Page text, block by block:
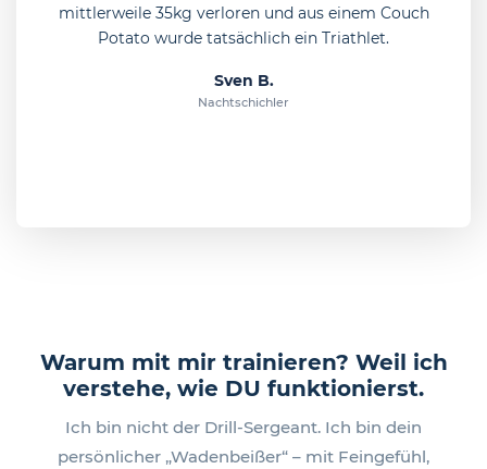
mittlerweile 35kg verloren und aus einem Couch
Potato wurde tatsächlich ein Triathlet.
Sven B.
Nachtschichler
Warum mit mir trainieren? Weil ich
verstehe, wie DU funktionierst.
Ich bin nicht der Drill-Sergeant. Ich bin dein
persönlicher „Wadenbeißer“ – mit Feingefühl,